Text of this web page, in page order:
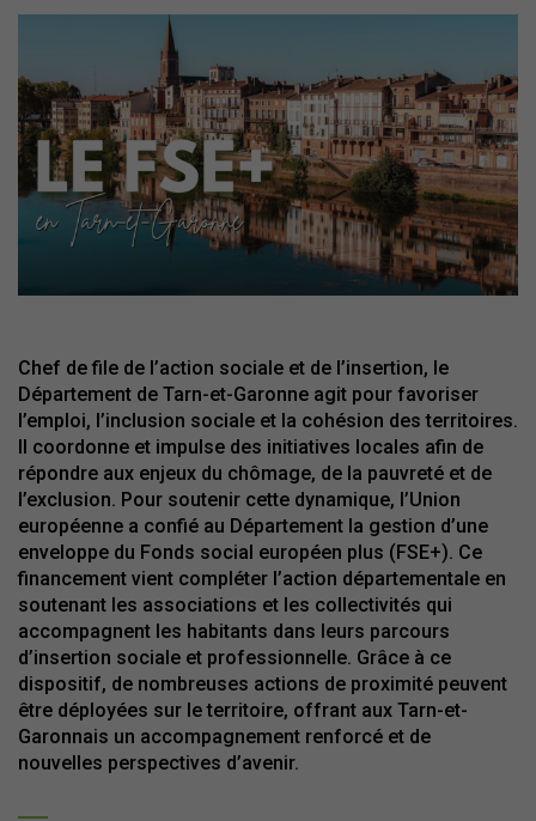
Chef de file de l’action sociale et de l’insertion, le
Département de Tarn-et-Garonne agit pour favoriser
l’emploi, l’inclusion sociale et la cohésion des territoires.
Il coordonne et impulse des initiatives locales afin de
répondre aux enjeux du chômage, de la pauvreté et de
l’exclusion. Pour soutenir cette dynamique, l’Union
européenne a confié au Département la gestion d’une
enveloppe du Fonds social européen plus (FSE+). Ce
financement vient compléter l’action départementale en
soutenant les associations et les collectivités qui
accompagnent les habitants dans leurs parcours
d’insertion sociale et professionnelle. Grâce à ce
dispositif, de nombreuses actions de proximité peuvent
être déployées sur le territoire, offrant aux Tarn-et-
Garonnais un accompagnement renforcé et de
nouvelles perspectives d’avenir.